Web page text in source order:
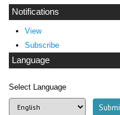
Notifications
View
Subscribe
Language
Select Language